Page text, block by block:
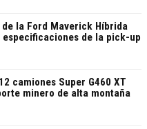
la Ford Maverick Híbrida
especificaciones de la pick-up
camiones Super G460 XT
minero de alta montaña